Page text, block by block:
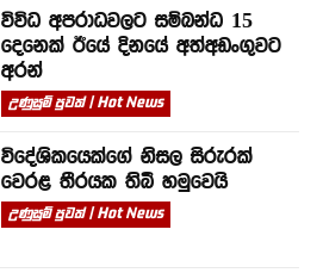
විවිධ අපරාධවලට සම්බන්ධ 15
දෙනෙක් ඊයේ දිනයේ අත්අඩංගුවට
අරන්
උණුසුම් පුවත් | Hot News
විදේශිකයෙක්ගේ නිසල සිරුරක්
වෙරළ තීරයක තිබී හමුවෙයි
උණුසුම් පුවත් | Hot News